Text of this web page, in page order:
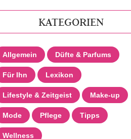
KATEGORIEN
Allgemein Düfte & Parfums
Für Ihn Lexikon
Lifestyle & Zeitgeist Make-up
Mode Pflege Tipps
Wellness